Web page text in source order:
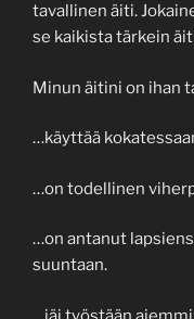
tavallinen äiti.
se kaikista tärkein
Minun äitini on ihan
…käyttää
…on todellinen
…on antanut
suuntaan.